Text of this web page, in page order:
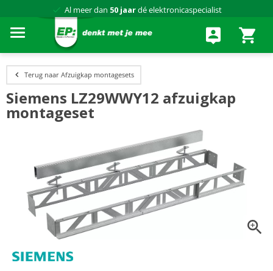
Al meer dan 50 jaardé elektronicaspecialist
Terug naar Afzuigkap montagesets
Siemens LZ29WWY12 afzuigkap
montageset